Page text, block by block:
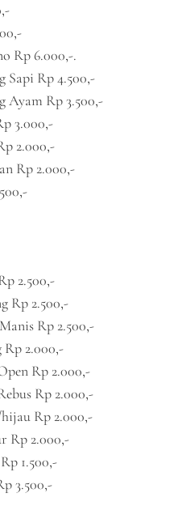
Rp 6.000,-.
Sapi Rp 4.500,-
Ayam Rp 3.500,-
3.000,-
2.000,-
Rp 2.000,-
2.500,-
Rp 2.500,-
Rp 2.500,-
Rp 2.000,-
Rp 2.000,-
Rp 2.000,-
Rp 2.000,-
Rp 2.000,-
1.500,-
3.500,-